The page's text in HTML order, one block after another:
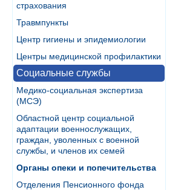
страхования
Травмпункты
Центр гигиены и эпидемиологии
Центры медицинской профилактики
Социальные службы
Медико-социальная экспертиза
(МСЭ)
Областной центр социальной
адаптации военнослужащих,
граждан, уволенных с военной
службы, и членов их семей
Органы опеки и попечительства
Отделения Пенсионного фонда